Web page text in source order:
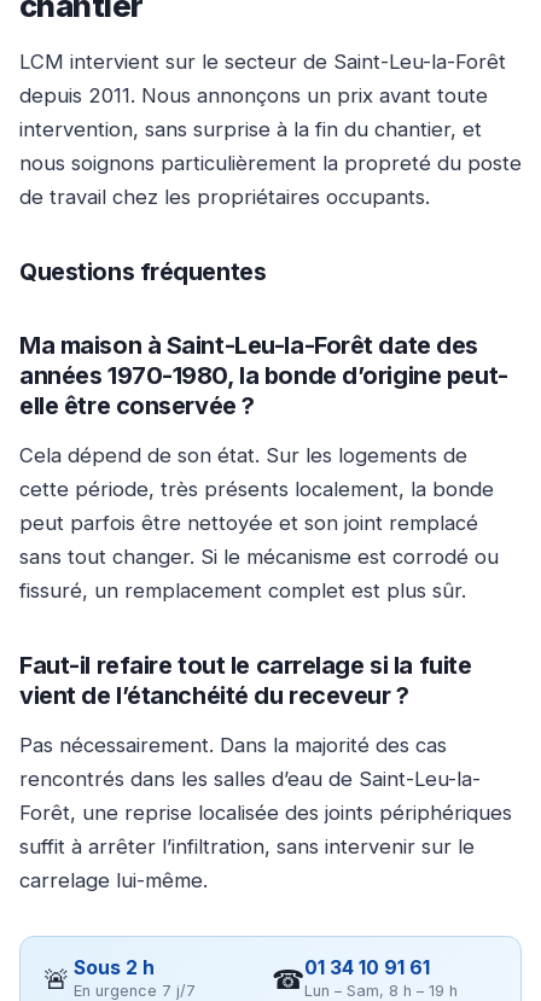
LCM intervient sur le secteur de Saint-Leu-la-Forêt
depuis 2011. Nous annonçons un prix avant toute
intervention, sans surprise à la fin du chantier, et
nous soignons particulièrement la propreté du poste
de travail chez les propriétaires occupants.
Questions fréquentes
Ma maison à Saint-Leu-la-Forêt date des
années 1970-1980, la bonde d’origine peut-
elle être conservée ?
Cela dépend de son état. Sur les logements de
cette période, très présents localement, la bonde
peut parfois être nettoyée et son joint remplacé
sans tout changer. Si le mécanisme est corrodé ou
fissuré, un remplacement complet est plus sûr.
Faut-il refaire tout le carrelage si la fuite
vient de l’étanchéité du receveur ?
Pas nécessairement. Dans la majorité des cas
rencontrés dans les salles d’eau de Saint-Leu-la-
Forêt, une reprise localisée des joints périphériques
suffit à arrêter l’infiltration, sans intervenir sur le
carrelage lui-même.
🚨 Sous 2 h
En urgence 7 j/7 ☎01 34 10 91 61
Lun – Sam, 8 h – 19 h